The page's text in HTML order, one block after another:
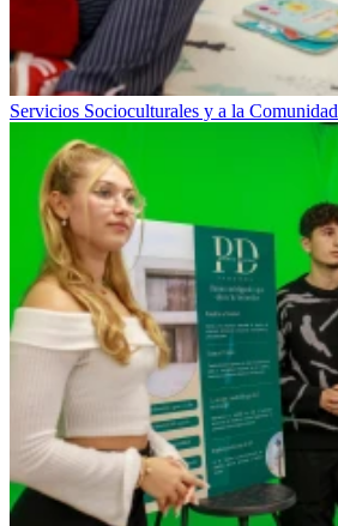
Servicios Socioculturales y a la Comunidad